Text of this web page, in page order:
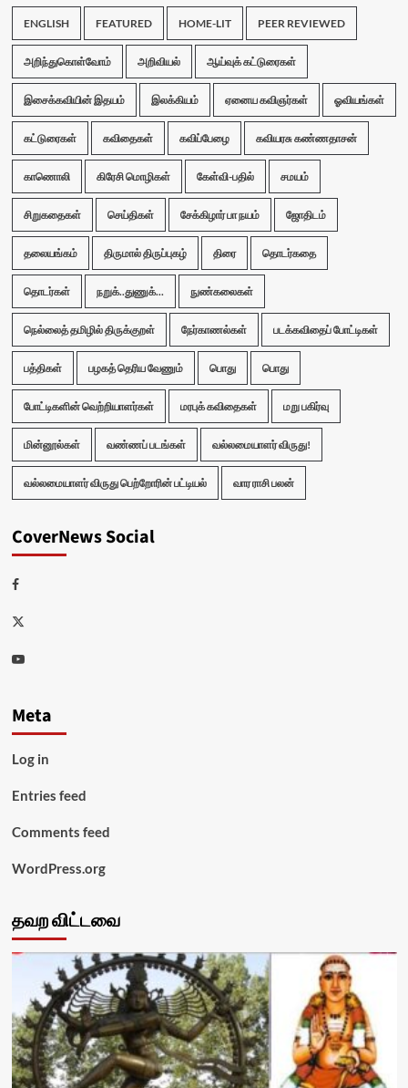
ENGLISH FEATURED HOME-LIT PEER REVIEWED
அறிந்துகொள்வோம் அறிவியல் ஆய்வுக் கட்டுரைகள்
இசைக்கவியின் இதயம் இலக்கியம் ஏனைய கவிஞர்கள் ஓவியங்கள்
கட்டுரைகள் கவிதைகள் கவிப்பேழை கவியரசு கண்ணதாசன்
காணொலி கிரேசி மொழிகள் கேள்வி-பதில் சமயம்
சிறுகதைகள் செய்திகள் சேக்கிழார் பா நயம் ஜோதிடம்
தலையங்கம் திருமால் திருப்புகழ் திரை தொடர்கதை
தொடர்கள் நறுக்..துணுக்... நுண்கலைகள்
நெல்லைத் தமிழில் திருக்குறள் நேர்காணல்கள் படக்கவிதைப் போட்டிகள்
பத்திகள் பழகத் தெரிய வேணும் பொது பொது
போட்டிகளின் வெற்றியாளர்கள் மரபுக் கவிதைகள் மறு பகிர்வு
மின்னூல்கள் வண்ணப் படங்கள் வல்லமையாளர் விருது!
வல்லமையாளர் விருது பெற்றோரின் பட்டியல் வார ராசி பலன்
CoverNews Social
Facebook
Twitter
Youtube
Meta
Log in
Entries feed
Comments feed
WordPress.org
தவற விட்டவை